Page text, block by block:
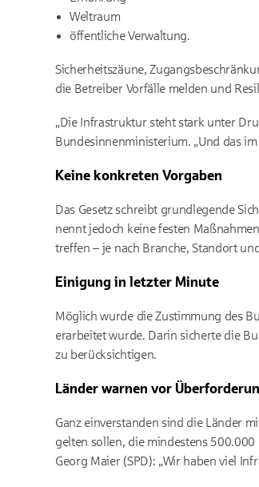
Weltraum
öffentliche Verwaltung.
Sicherheitszäune,
die Betreiber Vorfälle melden und
„Die Infrastruktur steht stark unter
Bundesinnenministerium. „Und das
Keine konkreten Vorgaben
Das Gesetz schreibt grundlegende
nennt jedoch keine festen
treffen – je nach Branche, Standort
Einigung in letzter Minute
Möglich wurde die Zustimmung des
erarbeitet wurde. Darin sicherte die
zu berücksichtigen.
Länder warnen vor
Ganz einverstanden sind die Länder
gelten sollen, die mindestens 500.000
Georg Maier (SPD): „Wir haben viel